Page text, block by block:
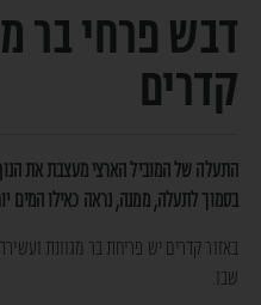
דבש פרחי בר
קדרים
התעלה של המוביל הארצי מעצבת את
בסמוך לתעלה, ממנה, נראה כאילו המים
באזור קדרים יש פריחת בר מגוונת
שבו.